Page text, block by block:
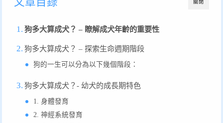
關閉
狗多大算成犬？ – 瞭解成犬年齡的重要性
狗多大算成犬？ – 探索生命週期階段
狗的一生可以分為以下幾個階段：
狗多大算成犬？- 幼犬的成長期特色
1. 身體發育
2. 神經系統發育